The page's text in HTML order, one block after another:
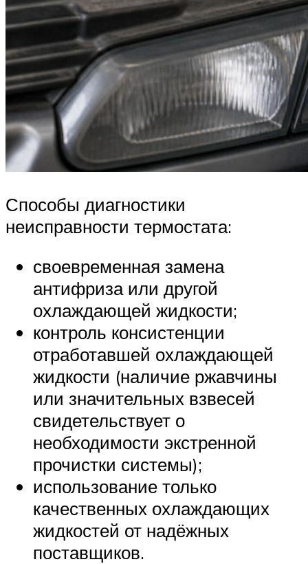
Способы диагностики
неисправности термостата:
своевременная замена
антифриза или другой
охлаждающей жидкости;
контроль консистенции
отработавшей охлаждающей
жидкости (наличие ржавчины
или значительных взвесей
свидетельствует о
необходимости экстренной
прочистки системы);
использование только
качественных охлаждающих
жидкостей от надёжных
поставщиков.